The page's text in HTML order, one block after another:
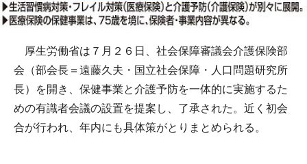
厚生労働省は７月２６日、社会保障審議会介護保険部
会（部会長＝遠藤久夫・国立社会保障・人口問題研究所
長）を開き、保健事業と介護予防を一体的に実施するた
めの有識者会議の設置を提案し、了承された。近く初会
合が行われ、年内にも具体策がとりまとめられる。